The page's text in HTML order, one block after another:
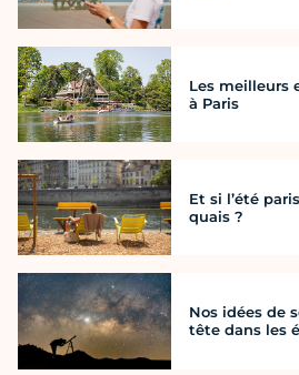
Les meilleurs
à Paris
Et si l’été
quais ?
Nos idées de
tête dans les